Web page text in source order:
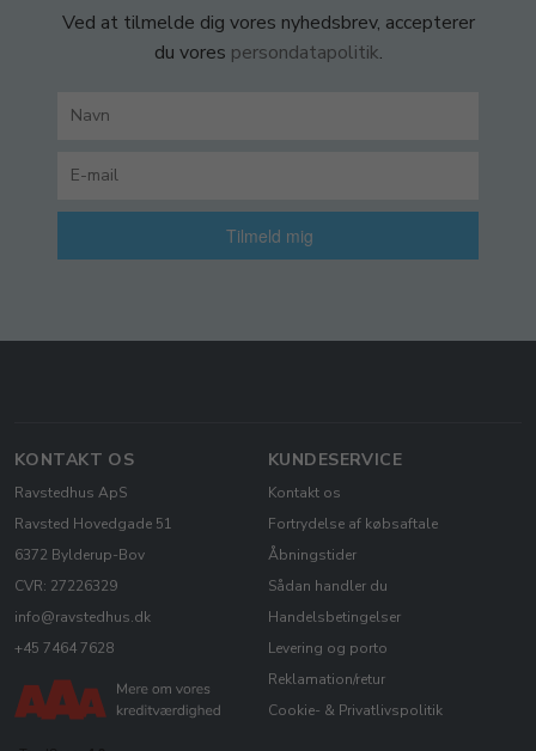
Ved at tilmelde dig vores nyhedsbrev, accepterer
du vores persondatapolitik.
Tilmeld mig
KONTAKT OS
Ravstedhus ApS
Ravsted Hovedgade 51
6372 Bylderup-Bov
CVR: 27226329
info@ravstedhus.dk
+45 7464 7628
KUNDESERVICE
Kontakt os
Fortrydelse af købsaftale
Åbningstider
Sådan handler du
Handelsbetingelser
Levering og porto
Reklamation/retur
Cookie- & Privatlivspolitik